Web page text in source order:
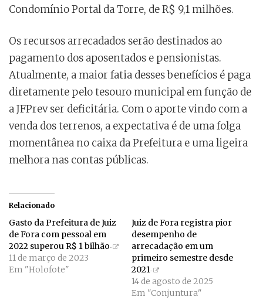
Condomínio Portal da Torre, de R$ 9,1 milhões.
Os recursos arrecadados serão destinados ao
pagamento dos aposentados e pensionistas.
Atualmente, a maior fatia desses benefícios é paga
diretamente pelo tesouro municipal em função de
a JFPrev ser deficitária. Com o aporte vindo com a
venda dos terrenos, a expectativa é de uma folga
momentânea no caixa da Prefeitura e uma ligeira
melhora nas contas públicas.
Relacionado
Gasto da Prefeitura de Juiz
de Fora com pessoal em
2022 superou R$ 1 bilhão
11 de março de 2023
Em "Holofote"
Juiz de Fora registra pior
desempenho de
arrecadação em um
primeiro semestre desde
2021
14 de agosto de 2025
Em "Conjuntura"